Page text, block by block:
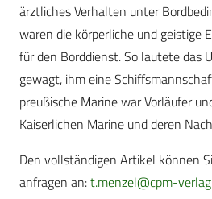
ärztliches Verhalten unter
waren die körperliche und geistige
für den Borddienst. So lautete das
gewagt, ihm eine
preußische Marine war Vorläufer
Kaiserlichen Marine und deren
Den vollständigen Artikel können
anfragen an:t.menzel@cpm-